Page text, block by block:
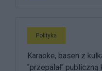
Polityka
Karaoke, basen z
"przepalał" publiczną